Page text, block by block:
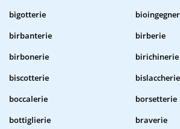
bigotterie
birbanterie
birberie
birbonerie
birichinerie
biscotterie
bislaccherie
boccalerie
borsetterie
bottiglierie
braverie